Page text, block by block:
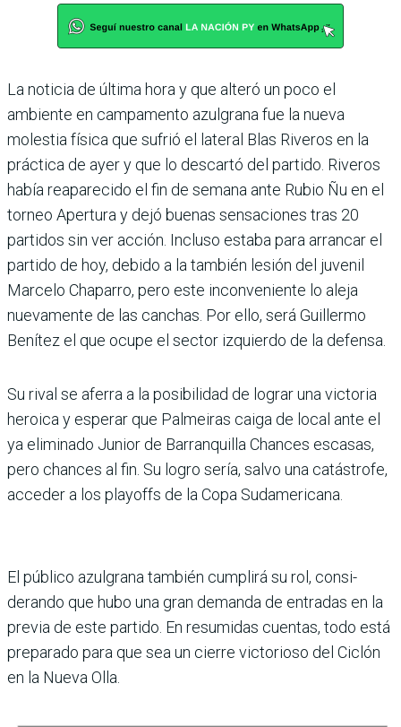
La noticia de última hora y que alteró un poco el
ambiente en campamento azulgrana fue la nueva
molestia física que sufrió el lateral Blas Riveros en la
práctica de ayer y que lo descartó del partido. Rive­ros
había reaparecido el fin de semana ante Rubio Ñu en el
torneo Apertura y dejó buenas sensaciones tras 20
partidos sin ver acción. Incluso estaba para arran­car el
partido de hoy, debido a la también lesión del juve­nil
Marcelo Chaparro, pero este inconveniente lo aleja
nuevamente de las canchas. Por ello, será Guillermo
Bení­tez el que ocupe el sector izquierdo de la defensa.
Su rival se aferra a la posibi­lidad de lograr una victoria
heroica y esperar que Pal­meiras caiga de local ante el
ya eliminado Junior de Barranquilla Chances esca­sas,
pero chances al fin. Su logro sería, salvo una catás­trofe,
acceder a los playoffs de la Copa Sudamericana.
El público azulgrana tam­bién cumplirá su rol, consi­
derando que hubo una gran demanda de entradas en la
previa de este partido. En resumidas cuentas, todo está
preparado para que sea un cierre victorioso del Ciclón
en la Nueva Olla.